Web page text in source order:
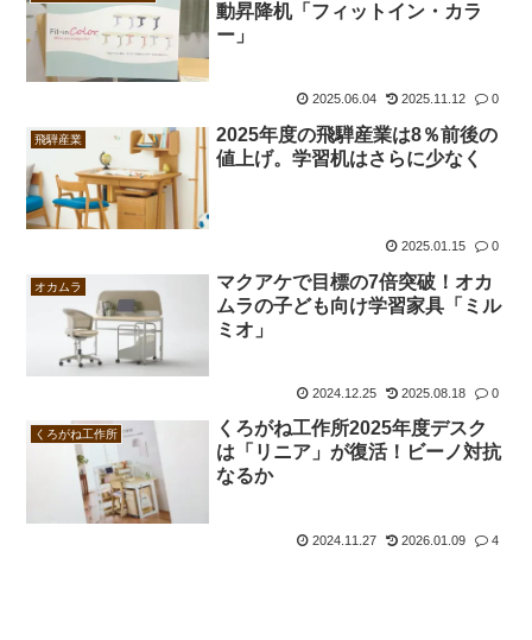
動昇降机「フィットイン・カラ
ー」
2025.06.04 2025.11.12 0
飛騨産業
2025年度の飛騨産業は8％前後の
値上げ。学習机はさらに少なく
2025.01.15 0
オカムラ
マクアケで目標の7倍突破！オカ
ムラの子ども向け学習家具「ミル
ミオ」
2024.12.25 2025.08.18 0
くろがね工作所
くろがね工作所2025年度デスク
は「リニア」が復活！ビーノ対抗
なるか
2024.11.27 2026.01.09 4